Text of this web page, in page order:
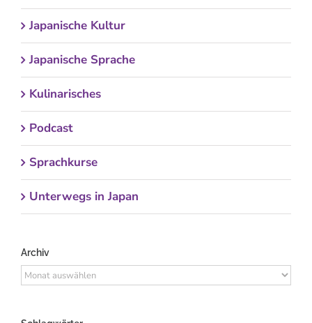
Japanische Kultur
Japanische Sprache
Kulinarisches
Podcast
Sprachkurse
Unterwegs in Japan
Archiv
Archiv